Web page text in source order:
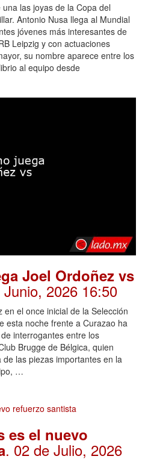
las joyas de la Copa del
Antonio Nusa llega al Mundial
jóvenes más interesantes de
Leipzig y con actuaciones
su nombre aparece entre los
al equipo desde
Joel Ordoñez vs
2026 16:50
el once inicial de la Selección
esta noche frente a Curazao ha
interrogantes entre los
Brugge de Bélgica, quien
las piezas importantes en la
…
es el nuevo
. 02 de Julio, 2026